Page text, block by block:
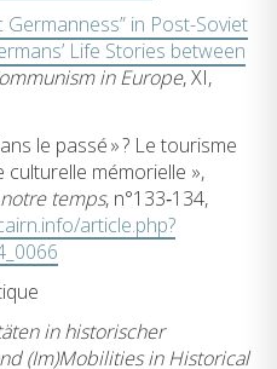
Germanness” in Post-Soviet
Life Stories between
in Europe, XI,
le passé » ? Le tourisme
mémorielle »,
temps, n°133‑134,
article.php?
in historischer
(Im)Mobilities in Historical